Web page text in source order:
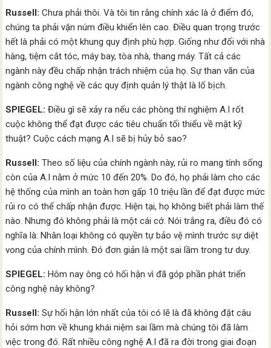
Russell: Chưa phải thôi. Và tôi tin rằng chính xác là ở điểm đó,
chúng ta phải vặn núm điều khiển lên cao. Điều quan trọng trước
hết là phải có một khung quy định phù hợp. Giống như đối với nhà
hàng, tiệm cắt tóc, máy bay, tòa nhà, thang máy. Tất cả các
ngành này đều chấp nhận trách nhiệm của họ. Sự than vãn của
ngành công nghệ về các quy định quản lý thật là lố bịch.
SPIEGEL: Điều gì sẽ xảy ra nếu các phòng thí nghiệm A.I rốt
cuộc không thể đạt được các tiêu chuẩn tối thiểu về mặt kỹ
thuật? Cuộc cách mạng A.I sẽ bị hủy bỏ sao?
Russell: Theo số liệu của chính ngành này, rủi ro mang tính sống
còn của A.I nằm ở mức 10 đến 20%. Do đó, họ phải làm cho các
hệ thống của mình an toàn hơn gấp 10 triệu lần để đạt được mức
rủi ro có thể chấp nhận được. Hiện tại, họ không biết phải làm thế
nào. Nhưng đó không phải là một cái cớ. Nói trắng ra, điều đó có
nghĩa là: Nhân loại không có quyền tự bảo vệ mình trước sự diệt
vong của chính mình. Đó đơn giản là một sai lầm trong tư duy.
SPIEGEL: Hôm nay ông có hối hận vì đã góp phần phát triển
công nghệ này không?
Russell: Sự hối hận lớn nhất của tôi có lẽ là đã không đặt câu
hỏi sớm hơn về khung khái niệm sai lầm mà chúng tôi đã làm
việc trong đó. Rất nhiều công nghệ A.I đã ra đời trong giai đoạn